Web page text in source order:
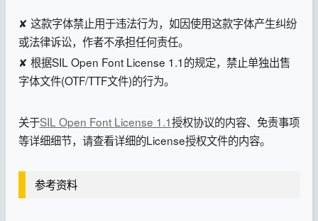
✘ 这款字体禁止用于违法行为，如因使用这款字体产生纠纷
或法律诉讼，作者不承担任何责任。
✘ 根据SIL Open Font License 1.1的规定，禁止单独出售
字体文件(OTF/TTF文件)的行为。
关于SIL Open Font License 1.1授权协议的内容、免责事项
等详细细节，请查看详细的License授权文件的内容。
参考资料